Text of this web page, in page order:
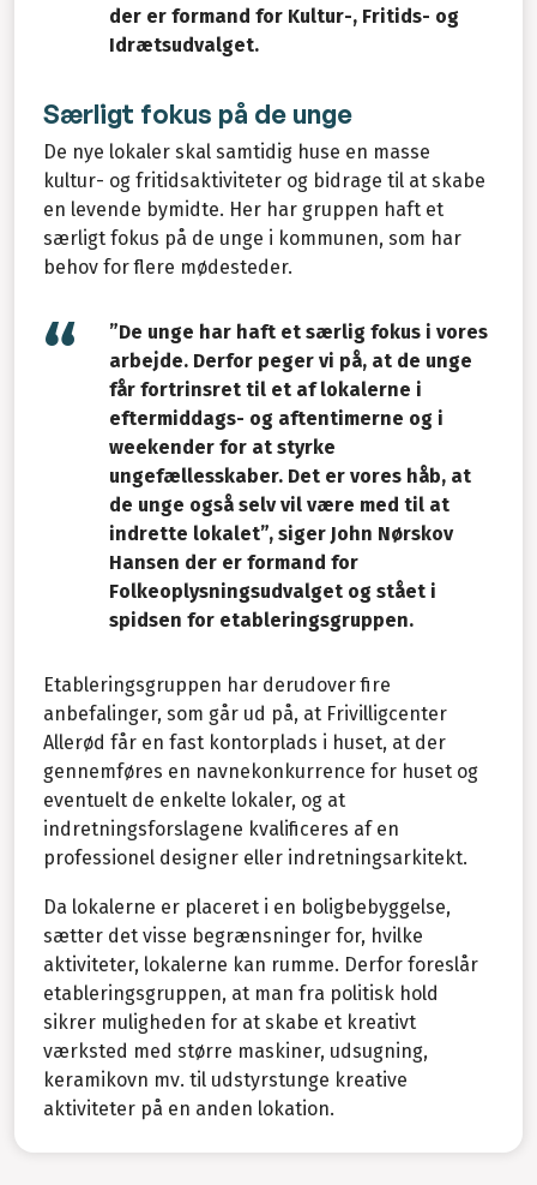
der er formand for Kultur-, Fritids- og
Idrætsudvalget.
Særligt fokus på de unge
De nye lokaler skal samtidig huse en masse
kultur- og fritidsaktiviteter og bidrage til at skabe
en levende bymidte. Her har gruppen haft et
særligt fokus på de unge i kommunen, som har
behov for flere mødesteder.
”De unge har haft et særlig fokus i vores
arbejde. Derfor peger vi på, at de unge
får fortrinsret til et af lokalerne i
eftermiddags- og aftentimerne og i
weekender for at styrke
ungefællesskaber. Det er vores håb, at
de unge også selv vil være med til at
indrette lokalet”, siger John Nørskov
Hansen der er formand for
Folkeoplysningsudvalget og stået i
spidsen for etableringsgruppen.
Etableringsgruppen har derudover fire
anbefalinger, som går ud på, at Frivilligcenter
Allerød får en fast kontorplads i huset, at der
gennemføres en navnekonkurrence for huset og
eventuelt de enkelte lokaler, og at
indretningsforslagene kvalificeres af en
professionel designer eller indretningsarkitekt.
Da lokalerne er placeret i en boligbebyggelse,
sætter det visse begrænsninger for, hvilke
aktiviteter, lokalerne kan rumme. Derfor foreslår
etableringsgruppen, at man fra politisk hold
sikrer muligheden for at skabe et kreativt
værksted med større maskiner, udsugning,
keramikovn mv. til udstyrstunge kreative
aktiviteter på en anden lokation.